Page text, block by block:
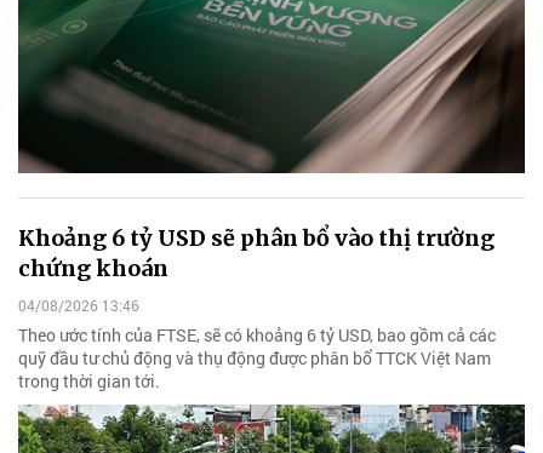
Khoảng 6 tỷ USD sẽ phân bổ vào thị trường
chứng khoán
04/08/2026 13:46
Theo ước tính của FTSE, sẽ có khoảng 6 tỷ USD, bao gồm cả các
quỹ đầu tư chủ động và thụ động được phân bổ TTCK Việt Nam
trong thời gian tới.